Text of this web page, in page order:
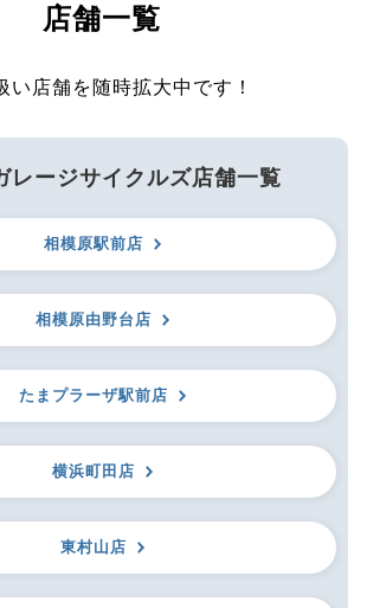
店舗一覧
い店舗を随時拡大中です！
レージサイクルズ店舗一覧
相模原駅前店
相模原由野台店
たまプラーザ駅前店
横浜町田店
東村山店